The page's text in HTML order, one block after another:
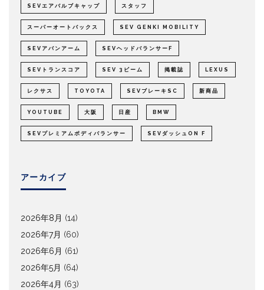
SEVエアバルブキャップ スタッフ
スーパーオートバックス SEV GENKI MOBILITY
SEVアバンアーム SEVヘッドバランサーF
SEVトランスコア SEV 3ビーム 掲載誌 LEXUS
レクサス TOYOTA SEVブレーキSC 新商品
YOUTUBE 大阪 日産 BMW
SEVプレミアムボディバランサー SEVダッシュON F
アーカイブ
2026年8月 (14)
2026年7月 (60)
2026年6月 (61)
2026年5月 (64)
2026年4月 (63)